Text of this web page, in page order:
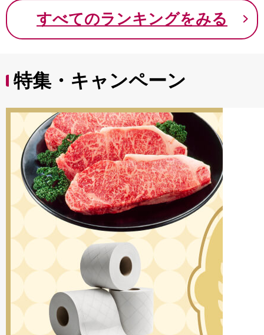
9000円 九千円
すべてのランキングをみる
特集・キャンペーン